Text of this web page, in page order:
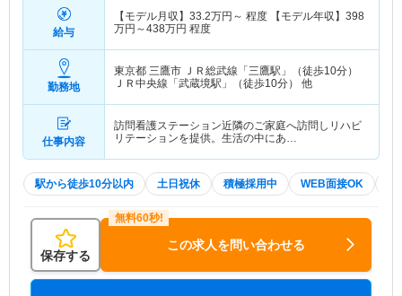
給与
【モデル月収】 33.2万円～ 程度 【モデル年収】 398
万円～438万円 程度
勤務地
東京都 三鷹市 ＪＲ総武線「三鷹駅」（徒歩10分）
ＪＲ中央線「武蔵境駅」（徒歩10分） 他
仕事内容
訪問看護ステーション近隣のご家庭へ訪問しリハビ
リテーションを提供。生活の中にあ…
駅から徒歩10分以内 土日祝休 積極採用中 WEB面接OK
保存する
この求人を問い合わせる